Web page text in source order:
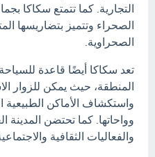
التجارية. كما تتمتع سكاكا
الصحراء وتتميز بتضاريسها
الصحراوية.
تعد سكاكا أيضًا قاعدة
المنطقة، حيث يمكن للزوار
واستكشاف الأماكن الطبيعية
وواحاتها. كما تحتضن المدينة
والفعاليات الثقافية